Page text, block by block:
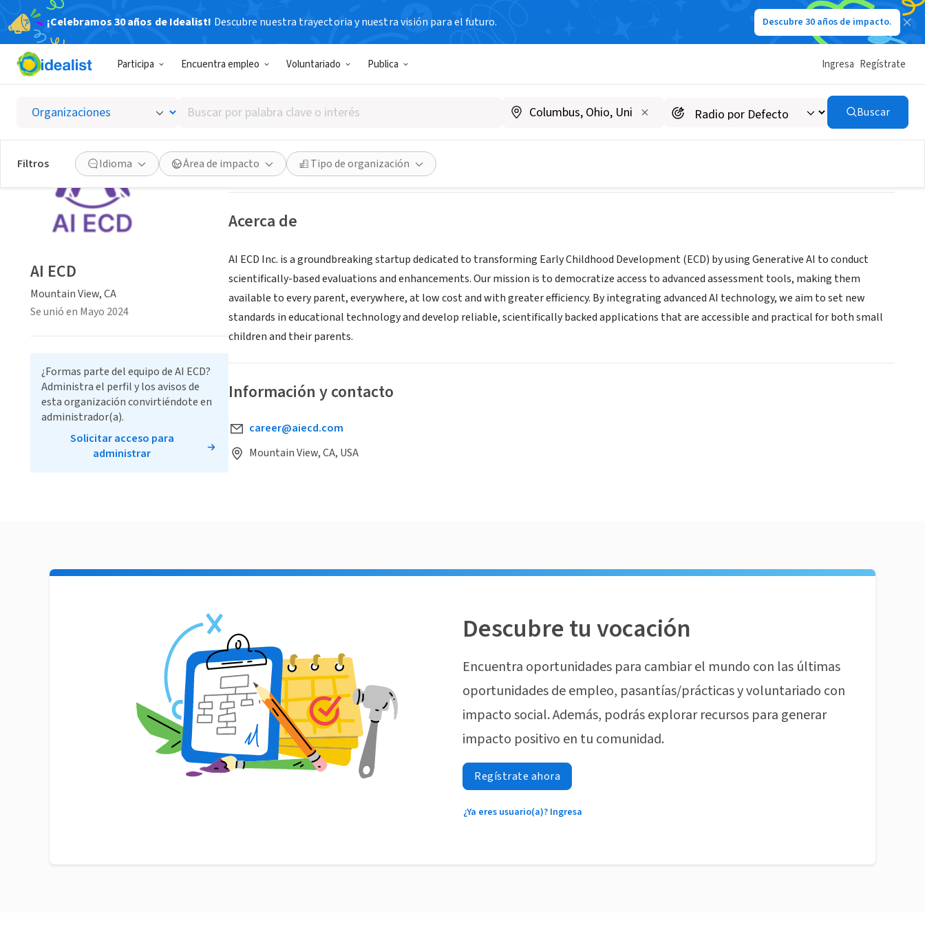
¡Celebramos 30 años de Idealist! Descubre nuestra trayectoria y nuestra visión para el futuro. Descubre 30 años de impacto.
Participa Encuentra empleo Voluntariado Publica Ingresa Regístrate
Buscar
por
palabra
clave
o
interés
Buscar
Filtros Idioma Área de impacto Tipo de organización
AI ECD
Mountain View, CA |www.aiecd.com
Guardar Compartir
Acerca de
AI ECD Inc. is a groundbreaking startup dedicated to transforming Early Childhood Development (ECD) by using Generative AI to conduct
scientifically-based evaluations and enhancements. Our mission is to democratize access to advanced assessment tools, making them
available to every parent, everywhere, at low cost and with greater efficiency. By integrating advanced AI technology, we aim to set new
standards in educational technology and develop reliable, scientifically backed applications that are accessible and practical for both small
children and their parents.
Información y contacto
career@aiecd.com
Mountain View, CA, USA
AI ECD
Mountain View, CA
Se unió en Mayo 2024
¿Formas parte del equipo de AI ECD?
Administra el perfil y los avisos de
esta organización convirtiéndote en
administrador(a).
Solicitar acceso para
administrar
Descubre tu vocación
Encuentra oportunidades para cambiar el mundo con las últimas
oportunidades de empleo, pasantías/prácticas y voluntariado con
impacto social. Además, podrás explorar recursos para generar
impacto positivo en tu comunidad.
Regístrate ahora
¿Ya eres usuario(a)? Ingresa